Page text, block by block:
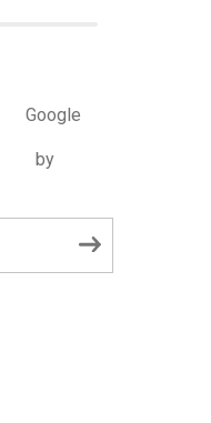
Google
by